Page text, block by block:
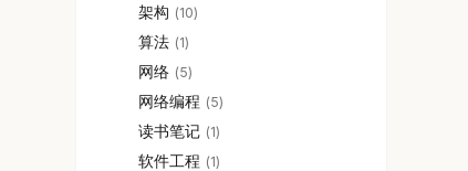
架构 10
算法 1
网络 5
网络编程 5
读书笔记 1
软件工程 1